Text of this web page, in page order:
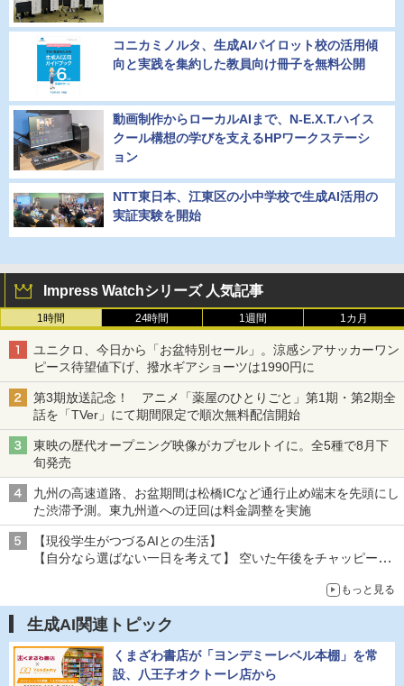
コニカミノルタ、生成AIパイロット校の活用傾
向と実践を集約した教員向け冊子を無料公開
動画制作からローカルAIまで、N-E.X.T.ハイス
クール構想の学びを支えるHPワークステーシ
ョン
NTT東日本、江東区の小中学校で生成AI活用の
実証実験を開始
Impress Watchシリーズ 人気記事
1時間 24時間 1週間 1カ月
ユニクロ、今日から「お盆特別セール」。涼感シアサッカーワン
ピース待望値下げ、撥水ギアショーツは1990円に
第3期放送記念！ アニメ「薬屋のひとりごと」第1期・第2期全
話を「TVer」にて期間限定で順次無料配信開始
東映の歴代オープニング映像がカプセルトイに。全5種で8月下
旬発売
九州の高速道路、お盆期間は松橋ICなど通行止め端末を先頭にし
た渋滞予測。東九州道への迂回は料金調整を実施
【現役学生がつづるAIとの生活】
【自分なら選ばない一日を考えて】 空いた午後をチャッピーに
もっと見る
生成AI関連トピック
くまざわ書店が「ヨンデミーレベル本棚」を常
設、八王子オクトーレ店から